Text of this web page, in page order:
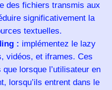
des fichiers transmis aux
significativement la
textuelles.
: implémentez le lazy
vidéos, et iframes. Ces
lorsque l’utilisateur en
lorsqu’ils entrent dans le